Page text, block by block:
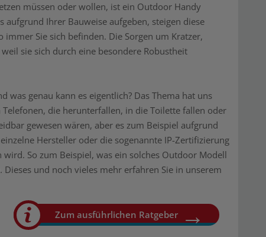
müssen oder wollen, ist ein Outdoor Handy
Ihrer Bauweise aufgeben, steigen diese
Sie sich befinden. Die Sorgen um Kratzer,
sie sich durch eine besondere Robustheit
genau kann es eigentlich? Das Thema hat uns
die herunterfallen, in die Toilette fallen oder
gewesen wären, aber es zum Beispiel aufgrund
Hersteller oder die sogenannte IP-Zertifizierung
So zum Beispiel, was ein solches Outdoor Modell
und noch vieles mehr erfahren Sie in unserem
Zum ausführlichen Ratgeber